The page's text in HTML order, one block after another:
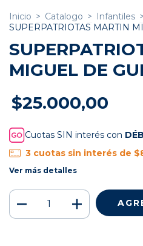
Inicio > Catalogo > Infantiles >
SUPERPATRIOTAS MARTIN
MIGUEL DE
$25.000,00
Cuotas SIN interés con
3 cuotas sin interés de
Ver más detalles